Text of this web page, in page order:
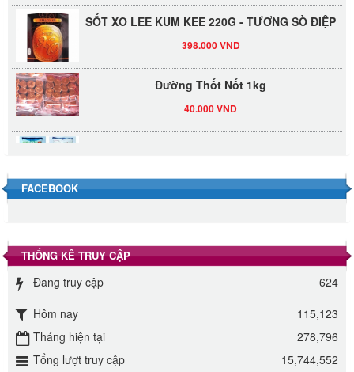
SỐT XO LEE KUM KEE 220G - TƯƠNG SÒ ĐIỆP
398.000 VND
Đường Thốt Nốt 1kg
40.000 VND
Đường mía thiên nhiên Biên Hòa gói 1kg
ĐƯỜNG SẠCH CÔ BA BIÊN HÒA 1KG
FACEBOOK
THỐNG KÊ TRUY CẬP
Đang truy cập
624
Hôm nay
115,123
Tháng hiện tại
278,796
Tổng lượt truy cập
15,744,552